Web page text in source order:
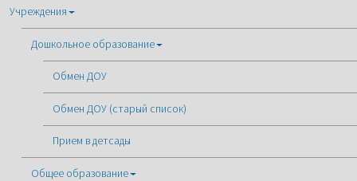
Учреждения
Дошкольное образование
Обмен ДОУ
Обмен ДОУ (старый список)
Прием в детсады
Общее образование